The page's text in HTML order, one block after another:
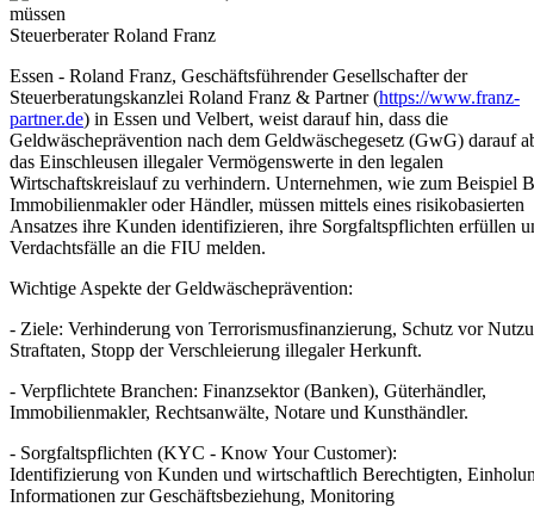
Steuerberater Roland Franz
Essen - Roland Franz, Geschäftsführender Gesellschafter der
Steuerberatungskanzlei Roland Franz & Partner (https://www.franz-
partner.de) in Essen und Velbert, weist darauf hin, dass die
Geldwäscheprävention nach dem Geldwäschegesetz (GwG) darauf
das Einschleusen illegaler Vermögenswerte in den legalen
Wirtschaftskreislauf zu verhindern. Unternehmen, wie zum Beispiel
Immobilienmakler oder Händler, müssen mittels eines risikobasierten
Ansatzes ihre Kunden identifizieren, ihre Sorgfaltspflichten erfüllen
Verdachtsfälle an die FIU melden.
Wichtige Aspekte der Geldwäscheprävention:
- Ziele: Verhinderung von Terrorismusfinanzierung, Schutz vor
Straftaten, Stopp der Verschleierung illegaler Herkunft.
- Verpflichtete Branchen: Finanzsektor (Banken), Güterhändler,
Immobilienmakler, Rechtsanwälte, Notare und Kunsthändler.
- Sorgfaltspflichten (KYC - Know Your Customer):
Identifizierung von Kunden und wirtschaftlich Berechtigten,
Informationen zur Geschäftsbeziehung, Monitoring